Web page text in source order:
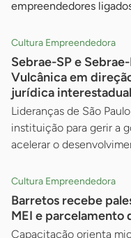
empreendedores
Cultura Empreendedora
Sebrae-SP e
Vulcânica em
jurídica interestadual
Lideranças de São
instituição para gerir a
acelerar o
Cultura Empreendedora
Barretos recebe
MEI e parcelamento
Capacitação orienta